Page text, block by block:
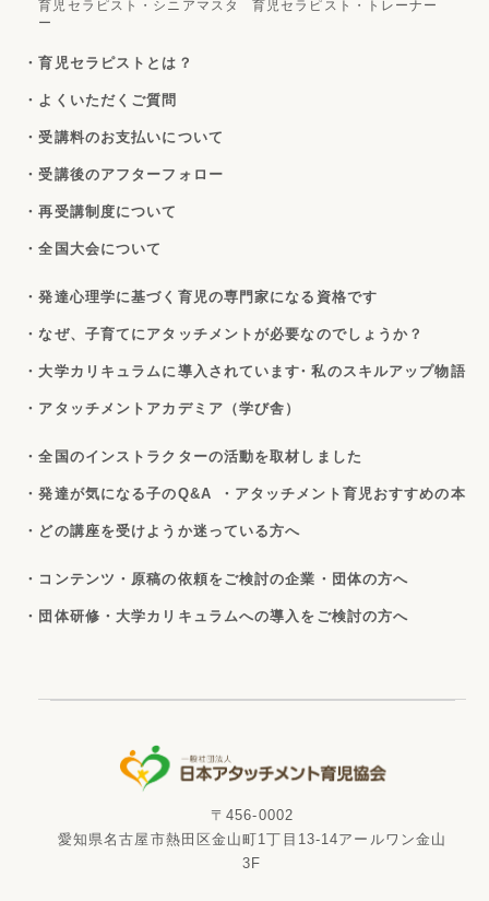
育児セラピスト・シニアマスタ
ー
育児セラピスト・トレーナー
・育児セラピストとは？
・よくいただくご質問
・受講料のお支払いについて
・受講後のアフターフォロー
・再受講制度について
・全国大会について
・発達心理学に基づく育児の専門家になる資格です
・なぜ、子育てにアタッチメントが必要なのでしょうか？
・大学カリキュラムに導入されています・私のスキルアップ物語
・アタッチメントアカデミア（学び舎）
・全国のインストラクターの活動を取材しました
・発達が気になる子のQ&A ・アタッチメント育児おすすめの本
・どの講座を受けようか迷っている方へ
・コンテンツ・原稿の依頼をご検討の企業・団体の方へ
・団体研修・大学カリキュラムへの導入をご検討の方へ
〒456-0002
愛知県名古屋市熱田区金山町1丁目13-14アールワン金山
3F